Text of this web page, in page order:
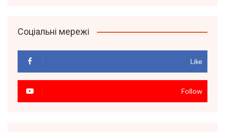
Соціальні мережі
Like
Follow